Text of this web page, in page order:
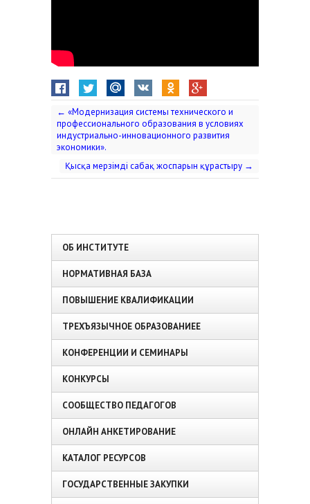
← «Модернизация системы технического и
профессионального образования в условиях
индустриально-инновационного развития
экономики».
Қысқа мерзімді сабақ жоспарын құрастыру →
ОБ ИНСТИТУТЕ
НОРМАТИВНАЯ БАЗА
ПОВЫШЕНИЕ КВАЛИФИКАЦИИ
ТРЕХЪЯЗЫЧНОЕ ОБРАЗОВАНИЕЕ
КОНФЕРЕНЦИИ И СЕМИНАРЫ
КОНКУРСЫ
СООБЩЕСТВО ПЕДАГОГОВ
ОНЛАЙН АНКЕТИРОВАНИЕ
КАТАЛОГ РЕСУРСОВ
ГОСУДАРСТВЕННЫЕ ЗАКУПКИ